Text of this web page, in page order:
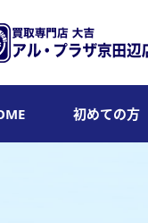
初めての方